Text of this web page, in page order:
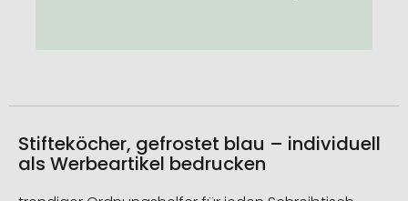
Stifteköcher, gefrostet blau – individuell
als Werbeartikel bedrucken